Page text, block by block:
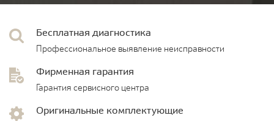
Бесплатная диагностика
Профессиональное выявление неисправности
Фирменная гарантия
Гарантия сервисного центра
Оригинальные комплектующие